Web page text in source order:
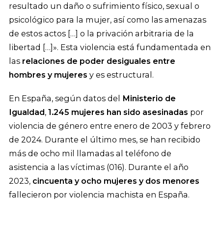
resultado un daño o sufrimiento físico, sexual o
psicológico para la mujer, así como las amenazas
de estos actos […] o la privación arbitraria de la
libertad […]». Esta violencia está fundamentada en
las relaciones de poder desiguales entre
hombres y mujeres y es estructural.
En España, según datos del Ministerio de
Igualdad, 1.245 mujeres han sido asesinadas por
violencia de género entre enero de 2003 y febrero
de 2024. Durante el último mes, se han recibido
más de ocho mil llamadas al teléfono de
asistencia a las víctimas (016). Durante el año
2023, cincuenta y ocho mujeres y dos menores
fallecieron por violencia machista en España.